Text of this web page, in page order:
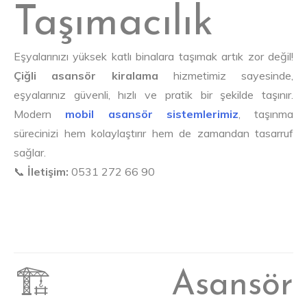
Taşımacılık
Eşyalarınızı yüksek katlı binalara taşımak artık zor değil!
Çiğli asansör kiralama hizmetimiz sayesinde,
eşyalarınız güvenli, hızlı ve pratik bir şekilde taşınır.
Modern mobil asansör sistemlerimiz , taşınma
sürecinizi hem kolaylaştırır hem de zamandan tasarruf
sağlar.
📞 İletişim: 0531 272 66 90
🏗️ Asansör